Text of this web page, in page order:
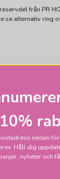
från PR
alternativ ring
10%
nedan
Håll dig
nyheter och